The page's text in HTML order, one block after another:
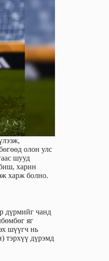
олон улс
шууд
харин
харж болно.
дүрмийг чанд
яг
шүүгч нь
тэрхүү дүрэмд